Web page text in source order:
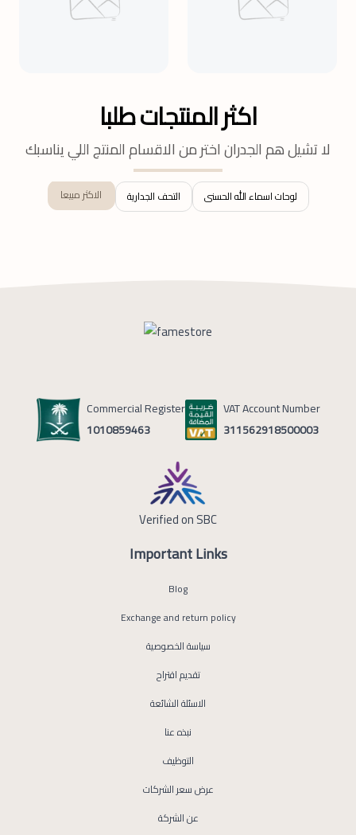
اكثر المنتجات طلبا
لا تشيل هم الجدران اختر من الاقسام المنتج اللي يناسبك
الاكثر مبيعا التحف الجدارية لوحات اسماء الله الحسنى
Important Links
Blog
Exchange and return policy
سياسة الخصوصية
تقديم اقتراح
الاسئلة الشائعة
نبذه عنا
التوظيف
عرض سعر الشركات
عن الشركة
Commercial Register
1010859463
VAT Account Number
311562918500003
Verified on SBC